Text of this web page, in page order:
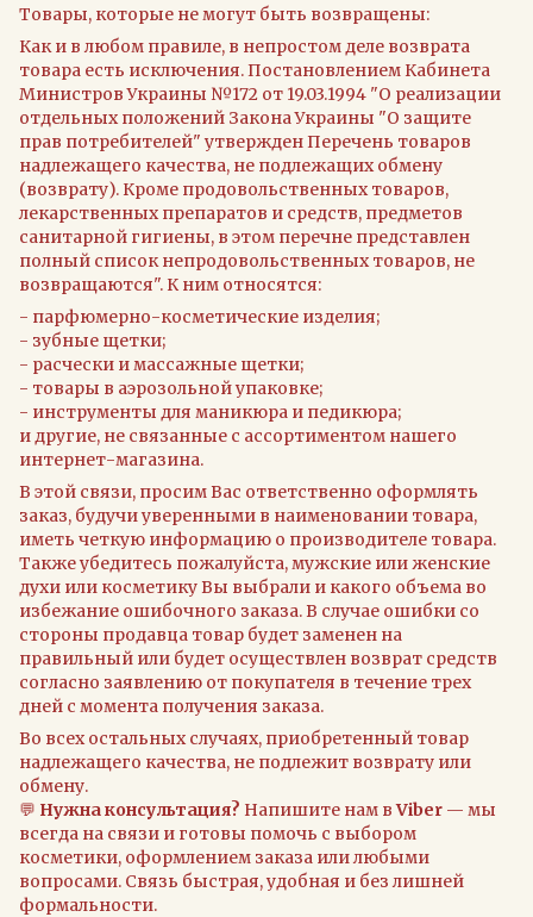
Товары, которые не могут быть возвращены:
Как и в любом правиле, в непростом деле возврата
товара есть исключения. Постановлением Кабинета
Министров Украины №172 от 19.03.1994 "О реализации
отдельных положений Закона Украины "О защите
прав потребителей" утвержден Перечень товаров
надлежащего качества, не подлежащих обмену
(возврату). Кроме продовольственных товаров,
лекарственных препаратов и средств, предметов
санитарной гигиены, в этом перечне представлен
полный список непродовольственных товаров, не
возвращаются". К ним относятся:
- парфюмерно-косметические изделия;
- зубные щетки;
- расчески и массажные щетки;
- товары в аэрозольной упаковке;
- инструменты для маникюра и педикюра;
и другие, не связанные с ассортиментом нашего
интернет-магазина.
В этой связи, просим Вас ответственно оформлять
заказ, будучи уверенными в наименовании товара,
иметь четкую информацию о производителе товара.
Также убедитесь пожалуйста, мужские или женские
духи или косметику Вы выбрали и какого объема во
избежание ошибочного заказа. В случае ошибки со
стороны продавца товар будет заменен на
правильный или будет осуществлен возврат средств
согласно заявлению от покупателя в течение трех
дней с момента получения заказа.
Во всех остальных случаях, приобретенный товар
надлежащего качества, не подлежит возврату или
обмену.
💬 Нужна консультация? Напишите нам вViber — мы
всегда на связи и готовы помочь с выбором
косметики, оформлением заказа или любыми
вопросами. Связь быстрая, удобная и без лишней
формальности.